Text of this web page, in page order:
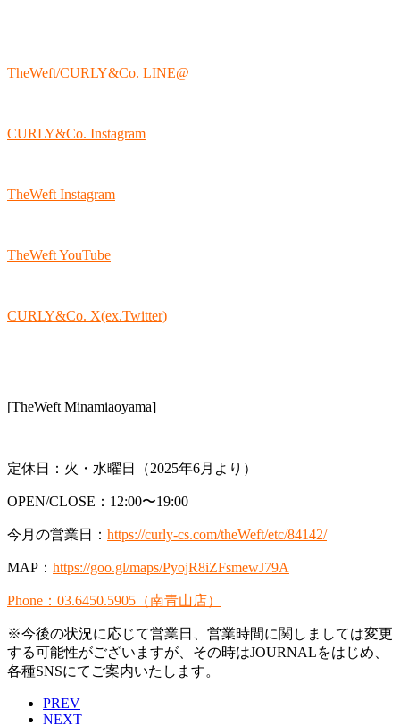
TheWeft/CURLY&Co. LINE@
CURLY&Co. Instagram
TheWeft Instagram
TheWeft YouTube
CURLY&Co. X(ex.Twitter)
[TheWeft Minamiaoyama]
定休日：火・水曜日（2025年6月より）
OPEN/CLOSE：12:00〜19:00
今月の営業日： https://curly-cs.com/theWeft/etc/84142/
MAP： https://goo.gl/maps/PyojR8iZFsmewJ79A
Phone：03.6450.5905（南青山店）
※今後の状況に応じて営業日、営業時間に関しましては変更
する可能性がございますが、その時はJOURNALをはじめ、
各種SNSにてご案内いたします。
PREV
NEXT